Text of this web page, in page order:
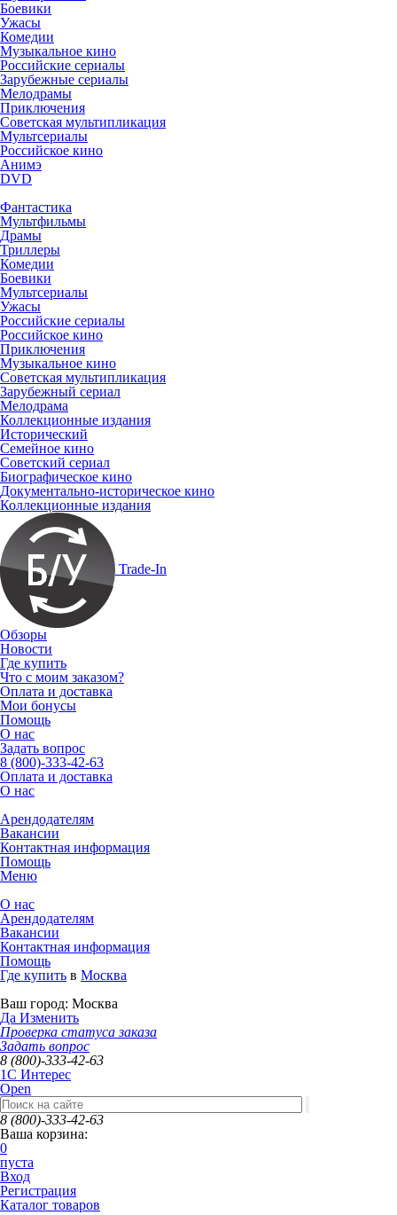
Боевики
Ужасы
Комедии
Музыкальное кино
Российские сериалы
Зарубежные сериалы
Мелодрамы
Приключения
Советская мультипликация
Мультсериалы
Российское кино
Анимэ
DVD
Фантастика
Мультфильмы
Драмы
Триллеры
Комедии
Боевики
Мультсериалы
Ужасы
Российские сериалы
Российское кино
Приключения
Музыкальное кино
Советская мультипликация
Зарубежный сериал
Мелодрама
Коллекционные издания
Исторический
Семейное кино
Советский сериал
Биографическое кино
Документально-историческое кино
Коллекционные издания
Trade-In
Обзоры
Новости
Где купить
Что с моим заказом?
Оплата и доставка
Мои бонусы
Помощь
О нас
Задать вопрос
8 (800)-333-42-63
Оплата и доставка
О нас
Арендодателям
Вакансии
Контактная информация
Помощь
Меню
О нас
Арендодателям
Вакансии
Контактная информация
Помощь
Где купить в Москва
Ваш город: Москва
Да Изменить
Проверка статуса заказа
Задать вопрос
8 (800)-333-42-63
1C Интерес
Open
8 (800)-333-42-63
Ваша корзина:
0
пуста
Вход
Регистрация
Каталог товаров